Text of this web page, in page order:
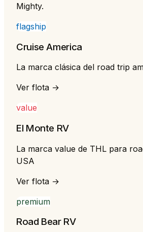
Mighty.
flagship
Cruise America
La marca clásica del road trip
Ver flota →
value
El Monte RV
La marca value de THL para
USA
Ver flota →
premium
Road Bear RV